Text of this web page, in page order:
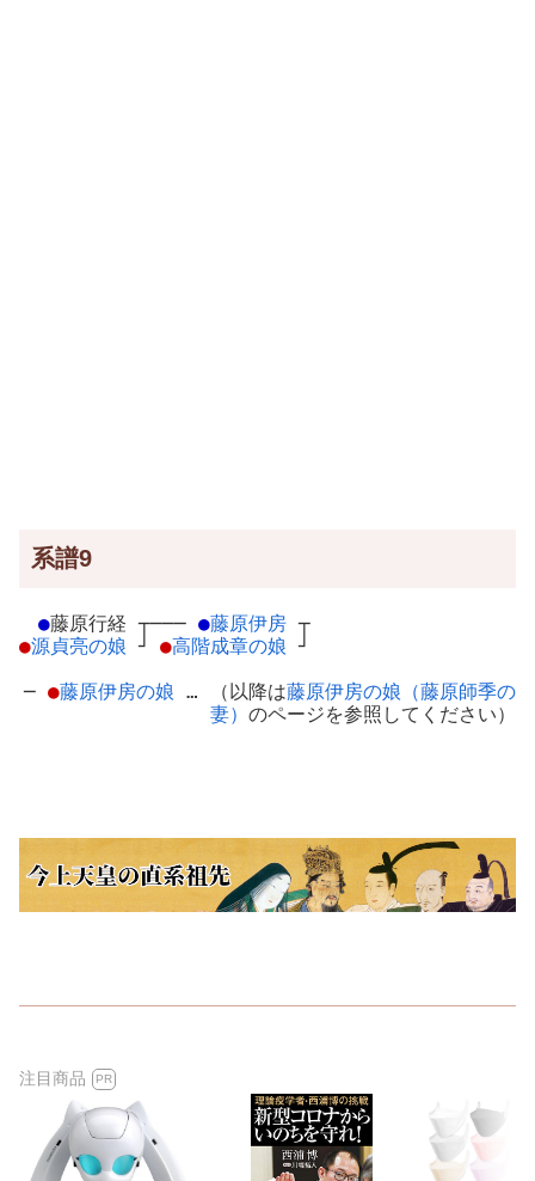
系譜9
●藤原行経 ┬
●源貞亮の娘 ┘
─── ●藤原伊房 ┬
●高階成章の娘 ┘
─ ●藤原伊房の娘 … （以降は藤原伊房の娘（藤原師季の
妻） のページを参照してください）
注目商品 PR